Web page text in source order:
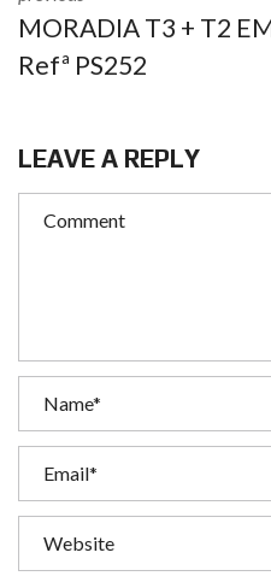
MORADIA T3 + T2
Refª PS252
LEAVE A REPLY